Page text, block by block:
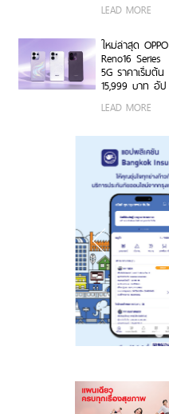
กว้างพิเศษ
0.6x ถ่ายคนสวย
สีผิวเป็น
ธรรมชาติทั้งภาพ
นิ่งและวิดีโอ ใน
ราคาเริ่มต้นเพียง
15,999 บาท
สมนาคุณสุดคุ้ม
ค่า!
LEAD MORE
ใหม่ล่าสุด OPPO
Reno16 Series
5G ราคาเริ่มต้น
15,999 บาท อัป
กว้างพิเศษ
สวยทั้งภาพและ
วิดีโอ พร้อม
ดีไซน์ดวงดาว 3
มิติ ครั้งแรกใน
อุตสาหกรรม
LEAD MORE